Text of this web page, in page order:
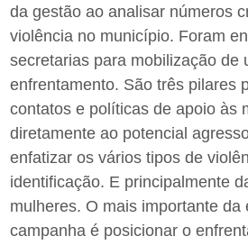
da gestão ao analisar números
violência no município. Foram
secretarias para mobilização de
enfrentamento. São três pilares
contatos e políticas de apoio às
diretamente ao potencial
enfatizar os vários tipos de
identificação. E principalmente
mulheres. O mais importante da
campanha é posicionar o